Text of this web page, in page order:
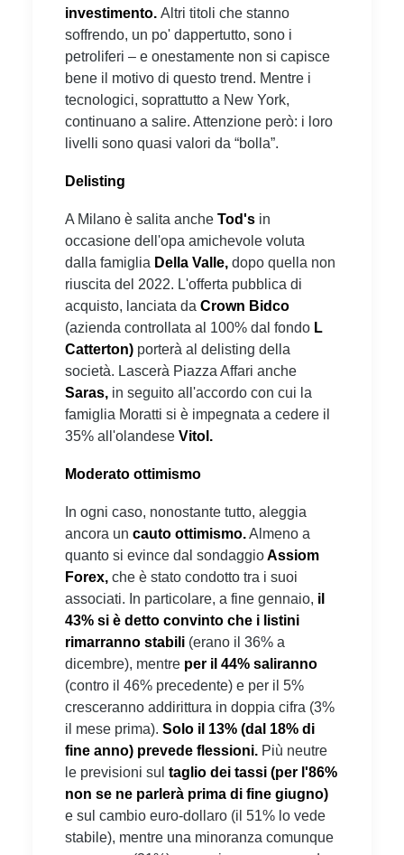
investimento. Altri titoli che stanno
soffrendo, un po' dappertutto, sono i
petroliferi – e onestamente non si capisce
bene il motivo di questo trend. Mentre i
tecnologici, soprattutto a New York,
continuano a salire. Attenzione però: i loro
livelli sono quasi valori da “bolla”.
Delisting
A Milano è salita anche Tod's in
occasione dell'opa amichevole voluta
dalla famiglia Della Valle, dopo quella non
riuscita del 2022. L'offerta pubblica di
acquisto, lanciata da Crown Bidco
(azienda controllata al 100% dal fondo L
Catterton) porterà al delisting della
società. Lascerà Piazza Affari anche
Saras, in seguito all'accordo con cui la
famiglia Moratti si è impegnata a cedere il
35% all'olandese Vitol.
Moderato ottimismo
In ogni caso, nonostante tutto, aleggia
ancora un cauto ottimismo.Almeno a
quanto si evince dal sondaggioAssiom
Forex, che è stato condotto tra i suoi
associati. In particolare, a fine gennaio, il
43% si è detto convinto che i listini
rimarranno stabili (erano il 36% a
dicembre), mentre per il 44% saliranno
(contro il 46% precedente) e per il 5%
cresceranno addirittura in doppia cifra (3%
il mese prima). Solo il 13% (dal 18% di
fine anno) prevede flessioni. Più neutre
le previsioni sul taglio dei tassi (per l'86%
non se ne parlerà prima di fine giugno)
e sul cambio euro-dollaro (il 51% lo vede
stabile), mentre una minoranza comunque